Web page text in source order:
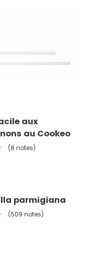
aux
au Cookeo
(8 notes)
parmigiana
(509 notes)